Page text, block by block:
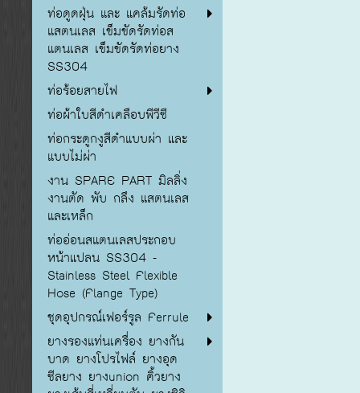
ท่อดูดฝุ่น และ แคล้มรัดท่อ
แสตนเลส เข็มขัดรัดท่อส
แตนเลส เข็มขัดรัดท่อยาง
SS304
ท่อร้อยสายไฟ
ท่อผ้าใบสีดำเคลือบพีวีซี
ท่อกระดูกงูสีดำแบบผ่า และ
แบบไม่ผ่า
งาน SPARE PART มิลลิ่ง
งานตัด พับ กลึง แสตนเลส
และเหล็ก
ท่ออ่อนสแตนเลสประกอบ
หน้าแปลน SS304 -
Stainless Steel Flexible
Hose (Flange Type)
ชุดอุปกรณ์เฟอร์รูล Ferrule
ยางรองแท่นเครื่อง ยางกัน
บาด ยางโปรไฟล์ ยางอุด
ซีลยาง ยางunion คิ้วยาง